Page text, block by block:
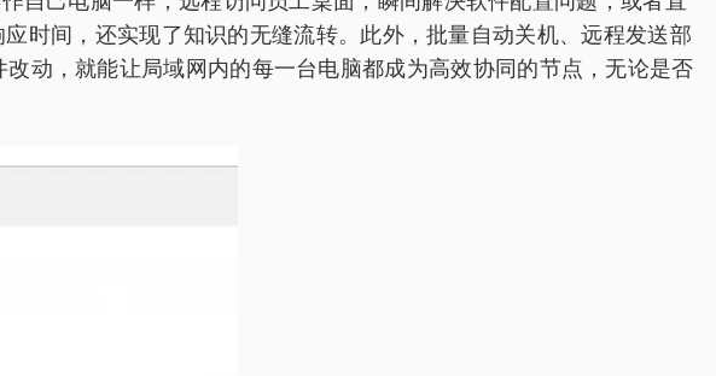
时间，还实现了知识的无缝流转。此外，批量自动关机、远程发送部
动，就能让局域网内的每一台电脑都成为高效协同的节点，无论是否